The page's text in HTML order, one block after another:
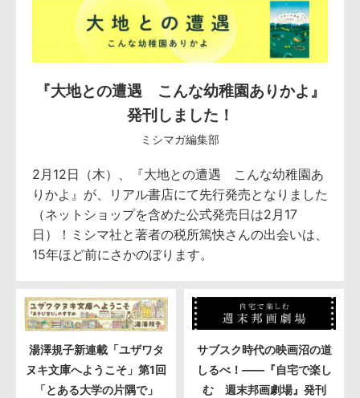
『大地との遭遇 こんな幼稚園ありかよ』
発刊しました！
ミシマガ編集部
2月12日（木）、『大地との遭遇 こんな幼稚園あ
りかよ』が、リアル書店にて先行発売となりました
（ネットショップを含めた公式発売日は2月17
日）！ミシマ社と著者の税所篤快さんの出会いは、
15年ほど前にさかのぼります。
湯澤規子新連載「ユザワタ
ヌキ文庫へようこそ」第1回
「とある大学の片隅で」
サブスク時代の映画沼の道
しるべ！――『自宅で楽し
む 週末邦画劇場』発刊